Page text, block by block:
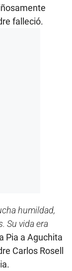
falleció.
humildad,
Su vida era
Pia a Aguchita
Carlos Rosell